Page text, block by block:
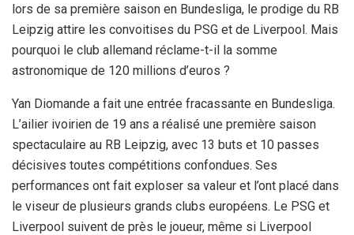
lors de sa première saison en Bundesliga, le prodige du RB
Leipzig attire les convoitises du PSG et de Liverpool. Mais
pourquoi le club allemand réclame-t-il la somme
astronomique de 120 millions d’euros ?
Yan Diomande a fait une entrée fracassante en Bundesliga.
L’ailier ivoirien de 19 ans a réalisé une première saison
spectaculaire au RB Leipzig, avec 13 buts et 10 passes
décisives toutes compétitions confondues. Ses
performances ont fait exploser sa valeur et l’ont placé dans
le viseur de plusieurs grands clubs européens. Le PSG et
Liverpool suivent de près le joueur, même si Liverpool